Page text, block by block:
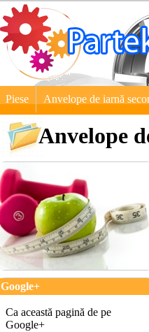
Piese Anvelope de iarnă
Anvelope
Google+
Ca această pagină de pe
Google+